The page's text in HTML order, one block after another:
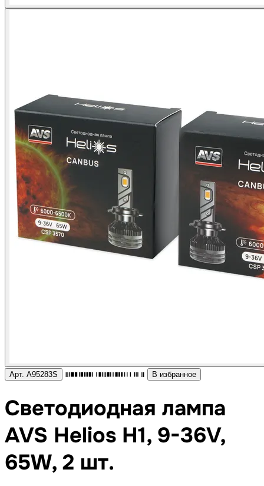
Арт. A95283S В избранное
Светодиодная лампа
AVS Helios H1, 9-36V,
65W, 2 шт.